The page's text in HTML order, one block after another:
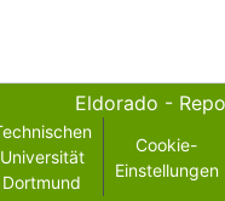
Eldorado -
Universität
Dortmund
Cookie-
Einstellungen